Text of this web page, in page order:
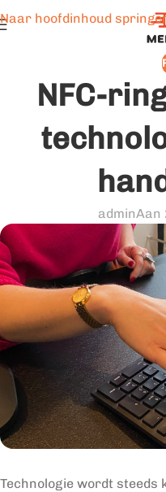
Naar hoofdinhoud
NFC-
adminAan
Technologie wordt steeds